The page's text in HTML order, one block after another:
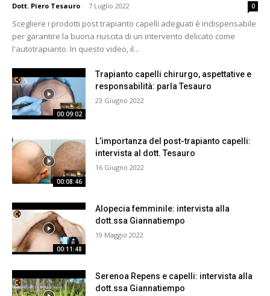
Dott. Piero Tesauro - 7 Luglio 2022 0
Scegliere i prodotti post trapianto capelli adeguati è indispensabile
per garantire la buona riuscita di un intervento delicato come
l'autotrapianto. In questo video, il...
00:09:02
Trapianto capelli chirurgo, aspettative e
responsabilità: parla Tesauro
23 Giugno 2022
00:08:46
L’importanza del post-trapianto capelli:
intervista al dott. Tesauro
16 Giugno 2022
00:11:48
Alopecia femminile: intervista alla
dott.ssa Giannatiempo
19 Maggio 2022
Serenoa Repens e capelli: intervista alla
dott.ssa Giannatiempo